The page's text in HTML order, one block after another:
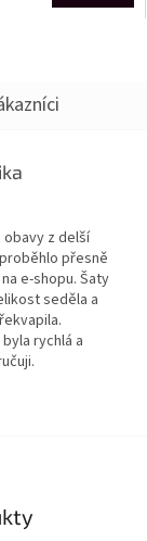
obchodu je 5 z 5
obavy z delší
přesně
e-shopu. Šaty
seděla a
rychlá a